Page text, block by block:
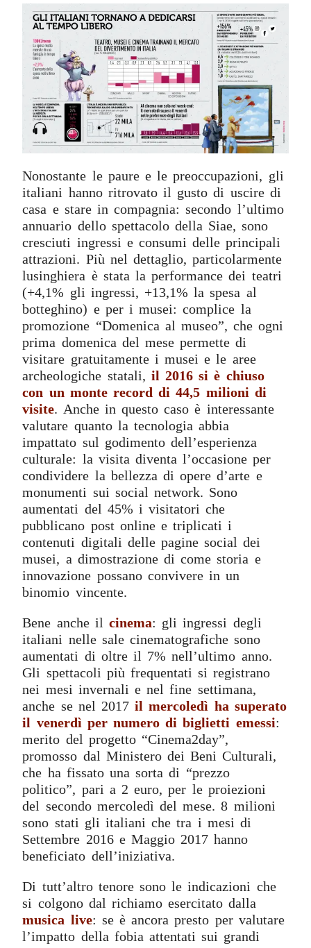
Nonostante le paure e le preoccupazioni, gli
italiani hanno ritrovato il gusto di uscire di
casa e stare in compagnia: secondo l’ultimo
annuario dello spettacolo della Siae, sono
cresciuti ingressi e consumi delle principali
attrazioni. Più nel dettaglio, particolarmente
lusinghiera è stata la performance dei teatri
(+4,1% gli ingressi, +13,1% la spesa al
botteghino) e per i musei: complice la
promozione “Domenica al museo”, che ogni
prima domenica del mese permette di
visitare gratuitamente i musei e le aree
archeologiche statali, il 2016 si è chiuso
con un monte record di 44,5 milioni di
visite. Anche in questo caso è interessante
valutare quanto la tecnologia abbia
impattato sul godimento dell’esperienza
culturale: la visita diventa l’occasione per
condividere la bellezza di opere d’arte e
monumenti sui social network. Sono
aumentati del 45% i visitatori che
pubblicano post online e triplicati i
contenuti digitali delle pagine social dei
musei, a dimostrazione di come storia e
innovazione possano convivere in un
binomio vincente.
Bene anche ilcinema: gli ingressi degli
italiani nelle sale cinematografiche sono
aumentati di oltre il 7% nell’ultimo anno.
Gli spettacoli più frequentati si registrano
nei mesi invernali e nel fine settimana,
anche se nel 2017il mercoledì ha superato
il venerdì per numero di biglietti emessi:
merito del progetto “Cinema2day”,
promosso dal Ministero dei Beni Culturali,
che ha fissato una sorta di “prezzo
politico”, pari a 2 euro, per le proiezioni
del secondo mercoledì del mese. 8 milioni
sono stati gli italiani che tra i mesi di
Settembre 2016 e Maggio 2017 hanno
beneficiato dell’iniziativa.
Di tutt’altro tenore sono le indicazioni che
si colgono dal richiamo esercitato dalla
musica live: se è ancora presto per valutare
l’impatto della fobia attentati sui grandi